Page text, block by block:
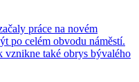
práce na novém
po celém obvodu náměstí.
vznikne také obrys bývalého